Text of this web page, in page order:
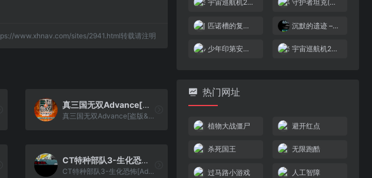
www.xhnav.com/sites/2941.html转载请注明
真三国无双Advance[盗版&Fciq](简)(JP)(128Mb)
真三国无双Advance[盗版&Fciq](简)(JP)(128Mb)
CT特种部队3-生化恐怖[Advance][v1.1](简)(JP)(32Mb)
CT特种部队3-生化恐怖[Advance][v1.1](简)(JP)(32Mb)
宇宙巡航机2(简)[虫儿](JP)[STG](2Mb) 守护者坦克(简)[虫虫](US)[STG](0.75Mb)
匹诺槽的复苏(简)[外星科技](CN)[RPG](4Mb) 沉默的遗迹 – 四狂神战记[模拟天下](简)(JP)(64Mb)
少年印第安纳琼斯大冒险(v1.1)(简)[溪流满月+KasuraJ](US)[ACT](3Mb) 宇宙巡航机2(v0.9)(简)[高伟](JP)[STG](2Mb)
热门网址
植物大战僵尸 避开红点
杀死国王 无限跑酷
过马路小游戏 人工智障